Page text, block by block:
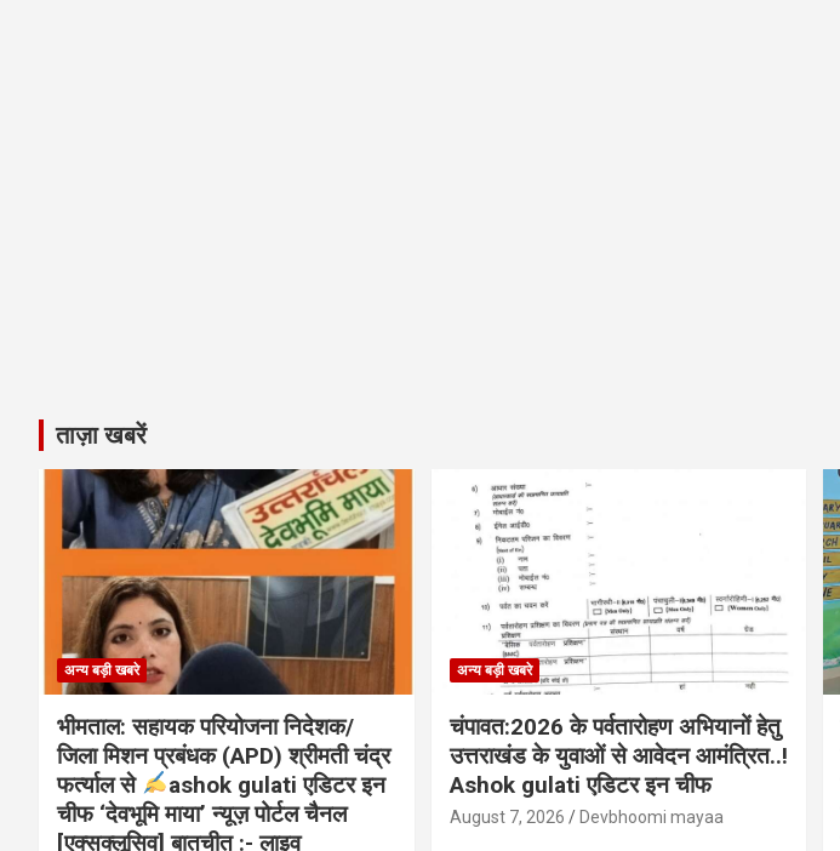
ताज़ा खबरें
अन्य बड़ी खबरे
भीमताल: सहायक परियोजना निदेशक/
जिला मिशन प्रबंधक (APD) श्रीमती चंद्र
फर्त्याल से
ashok gulati एडिटर इन
चीफ ‘देवभूमि माया’ न्यूज़ पोर्टल चैनल
[एक्सक्लूसिव] बातचीत :- लाइव
अन्य बड़ी खबरे
चंपावत:2026 के पर्वतारोहण अभियानों हेतु
उत्तराखंड के युवाओं से आवेदन आमंत्रित..!
Ashok gulati एडिटर इन चीफ
August 7, 2026 Devbhoomi mayaa